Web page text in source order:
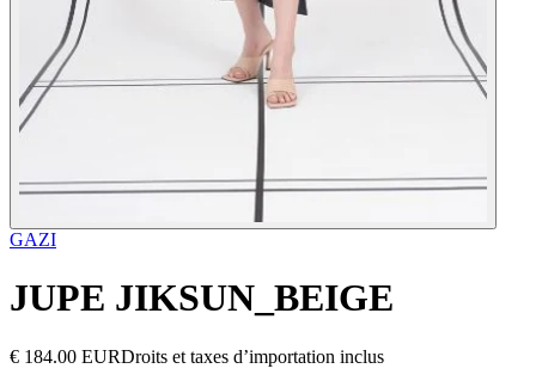
GAZI
JUPE JIKSUN_BEIGE
€ 184.00 EURDroits et taxes d’importation inclus